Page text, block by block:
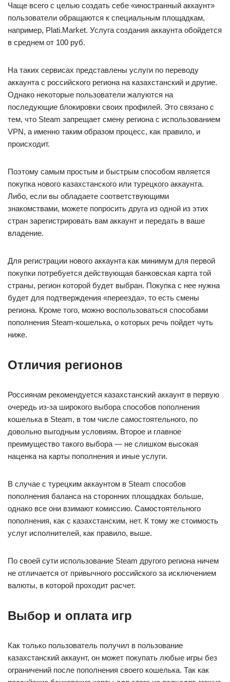
Чаще всего с целью создать себе «иностранный аккаунт»
пользователи обращаются к специальным площадкам,
например, Plati.Market. Услуга создания аккаунта обойдется
в среднем от 100 руб.
На таких сервисах представлены услуги по переводу
аккаунта с российского региона на казахстанский и другие.
Однако некоторые пользователи жалуются на
последующие блокировки своих профилей. Это связано с
тем, что Steam запрещает смену региона с использованием
VPN, а именно таким образом процесс, как правило, и
происходит.
Поэтому самым простым и быстрым способом является
покупка нового казахстанского или турецкого аккаунта.
Либо, если вы обладаете соответствующими
знакомствами, можете попросить друга из одной из этих
стран зарегистрировать вам аккаунт и передать в ваше
владение.
Для регистрации нового аккаунта как минимум для первой
покупки потребуется действующая банковская карта той
страны, регион которой будет выбран. Покупка с нее нужна
будет для подтверждения «переезда», то есть смены
региона. Кроме того, можно воспользоваться способами
пополнения Steam-кошелька, о которых речь пойдет чуть
ниже.
Отличия регионов
Россиянам рекомендуется казахстанский аккаунт в первую
очередь из-за широкого выбора способов пополнения
кошелька в Steam, в том числе самостоятельного, по
довольно выгодным условиям. Второе и главное
преимущество такого выбора — не слишком высокая
наценка на карты пополнения и иные услуги.
В случае с турецким аккаунтом в Steam способов
пополнения баланса на сторонних площадках больше,
однако все они взимают комиссию. Самостоятельного
пополнения, как с казахстанским, нет. К тому же стоимость
услуг исполнителей, как правило, выше.
По своей сути использование Steam другого региона ничем
не отличается от привычного российского за исключением
валюты, в которой проходит расчет.
Выбор и оплата игр
Как только пользователь получил в пользование
казахстанский аккаунт, он может покупать любые игры без
ограничений после пополнения своего кошелька. Так как